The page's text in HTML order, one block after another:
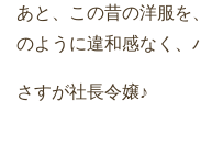
あと、この昔の洋服を
のように違和感なく、
さすが社長令嬢♪